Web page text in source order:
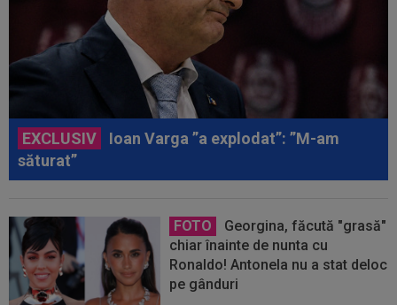
EXCLUSIV
Ioan Varga ”a explodat”: ”M-am
săturat”
FOTO
Georgina, făcută "grasă"
chiar înainte de nunta cu
Ronaldo! Antonela nu a stat deloc
pe gânduri